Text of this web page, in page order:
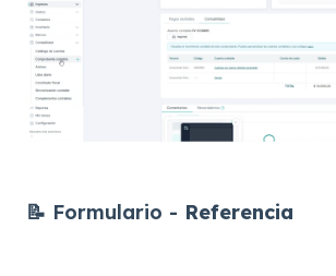
📝 Formulario - Referencia